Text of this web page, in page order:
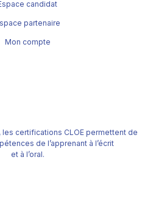
les certifications CLOE permettent de
de l’apprenant à l’écrit
et à l’oral.
candidat
partenaire
Mon compte